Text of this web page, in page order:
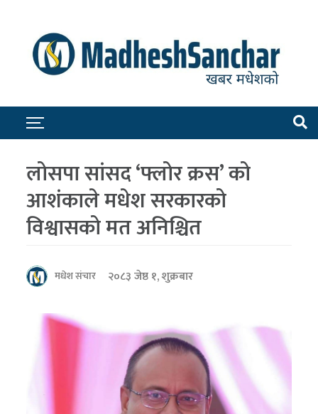
लोसपा सांसद ‘फ्लोर क्रस’ को
आशंकाले मधेश सरकारको
विश्वासको मत अनिश्चित
मधेश संचार २०८३ जेष्ठ १, शुक्रबार